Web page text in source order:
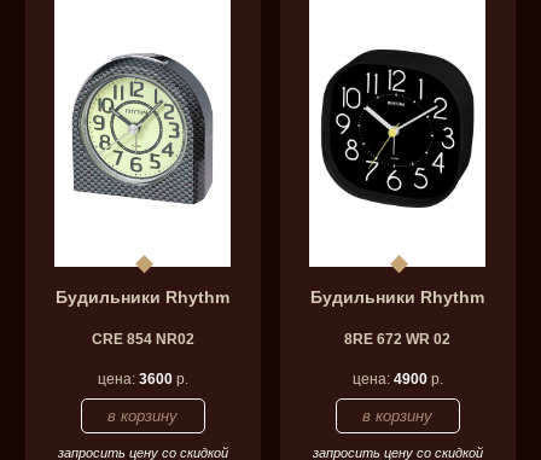
Будильники Rhythm
CRE 854 NR02
цена: 3600р.
запросить цену со скидкой
Будильники Rhythm
8RE 672 WR 02
цена: 4900р.
запросить цену со скидкой